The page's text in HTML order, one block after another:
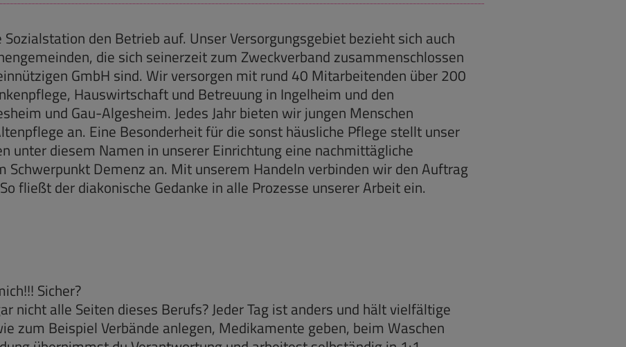
den Betrieb auf. Unser Versorgungsgebiet bezieht sich auch
die sich seinerzeit zum Zweckverband zusammenschlossen
GmbH sind. Wir versorgen mit rund 40 Mitarbeitenden über 200
Hauswirtschaft und Betreuung in Ingelheim und den
und Gau-Algesheim. Jedes Jahr bieten wir jungen Menschen
an. Eine Besonderheit für die sonst häusliche Pflege stellt unser
unter diesem Namen in unserer Einrichtung eine nachmittägliche
Schwerpunkt Demenz an. Mit unserem Handeln verbinden wir den Auftrag
fließt der diakonische Gedanke in alle Prozesse unserer Arbeit ein.
Sicher?
nicht alle Seiten dieses Berufs? Jeder Tag ist anders und hält vielfältige
zum Beispiel Verbände anlegen, Medikamente geben, beim Waschen